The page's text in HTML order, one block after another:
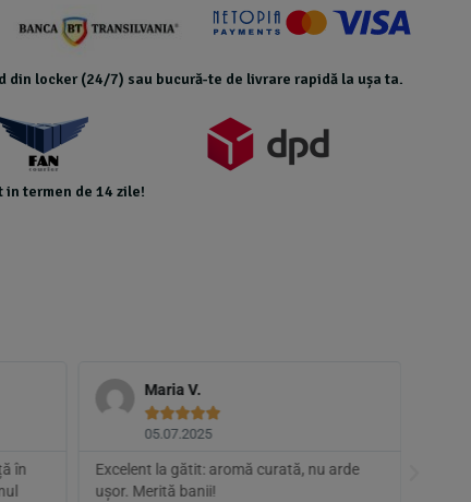
locker (24/7) sau bucură-te de livrare rapidă la ușa ta.
termen de 14 zile!
în
Maria V.

05.07.2025
Excelent la gătit: aromă curată, nu arde
ușor. Merită banii!